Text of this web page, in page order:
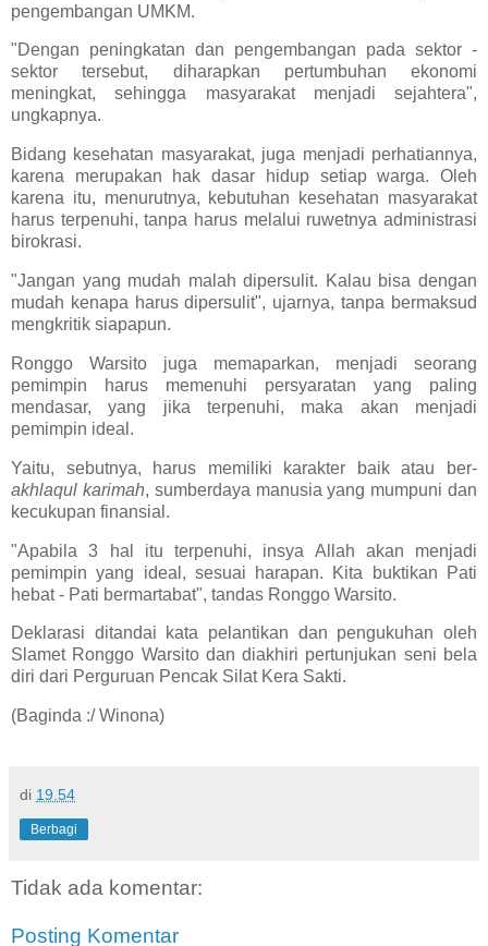
pengembangan UMKM.
"Dengan peningkatan dan pengembangan pada sektor -
sektor tersebut, diharapkan pertumbuhan ekonomi
meningkat, sehingga masyarakat menjadi sejahtera",
ungkapnya.
Bidang kesehatan masyarakat, juga menjadi perhatiannya,
karena merupakan hak dasar hidup setiap warga. Oleh
karena itu, menurutnya, kebutuhan kesehatan masyarakat
harus terpenuhi, tanpa harus melalui ruwetnya administrasi
birokrasi.
"Jangan yang mudah malah dipersulit. Kalau bisa dengan
mudah kenapa harus dipersulit", ujarnya, tanpa bermaksud
mengkritik siapapun.
Ronggo Warsito juga memaparkan, menjadi seorang
pemimpin harus memenuhi persyaratan yang paling
mendasar, yang jika terpenuhi, maka akan menjadi
pemimpin ideal.
Yaitu, sebutnya, harus memiliki karakter baik atau ber-
akhlaqul karimah, sumberdaya manusia yang mumpuni dan
kecukupan finansial.
"Apabila 3 hal itu terpenuhi, insya Allah akan menjadi
pemimpin yang ideal, sesuai harapan. Kita buktikan Pati
hebat - Pati bermartabat", tandas Ronggo Warsito.
Deklarasi ditandai kata pelantikan dan pengukuhan oleh
Slamet Ronggo Warsito dan diakhiri pertunjukan seni bela
diri dari Perguruan Pencak Silat Kera Sakti.
(Baginda :/ Winona)
di 19.54
Berbagi
Tidak ada komentar:
Posting Komentar